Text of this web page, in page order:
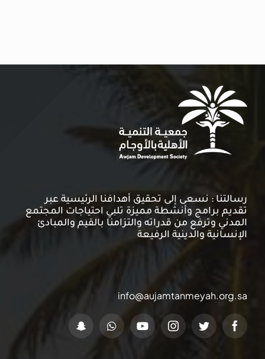
رسالتنا : نسعى إلى تحقيق أهدافنا الرئيسية عبر
تقديم برامج وأنشطة مميزة تلبي احتياجات المجتمع
المدني وترفع من قدراته والتزامنا بالقيم والمبادئ
الإنسانية والدينية الرفيعة
info@aujamtanmeyah.org.sa